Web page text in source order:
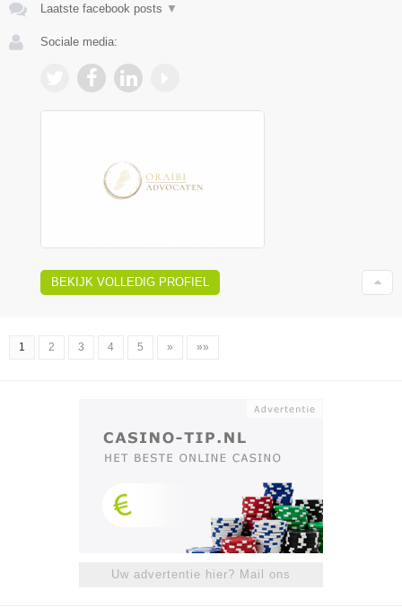
Laatste facebook posts ▼
Sociale media:
BEKIJK VOLLEDIG PROFIEL
1 2 3 4 5 » »»
Uw advertentie hier? Mail ons